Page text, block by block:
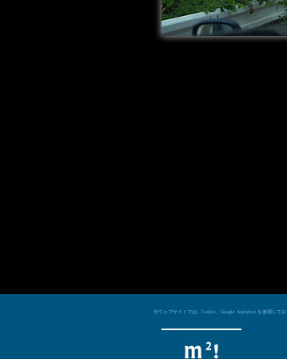
当ウェブサイトでは、Cookie、Google Analytics を使用して